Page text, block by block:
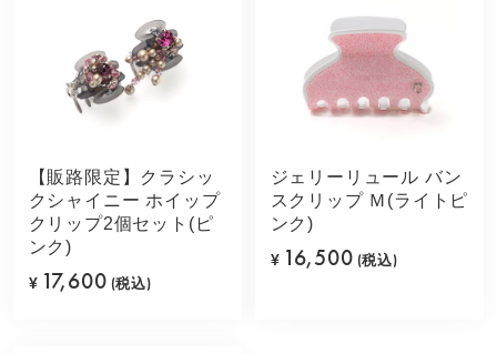
【販路限定】クラシッ
クシャイニー ホイップ
クリップ2個セット(ピ
ンク)
¥ 17,600 (税込)
ジェリーリュール バン
スクリップ Ｍ(ライトピ
ンク)
¥ 16,500 (税込)